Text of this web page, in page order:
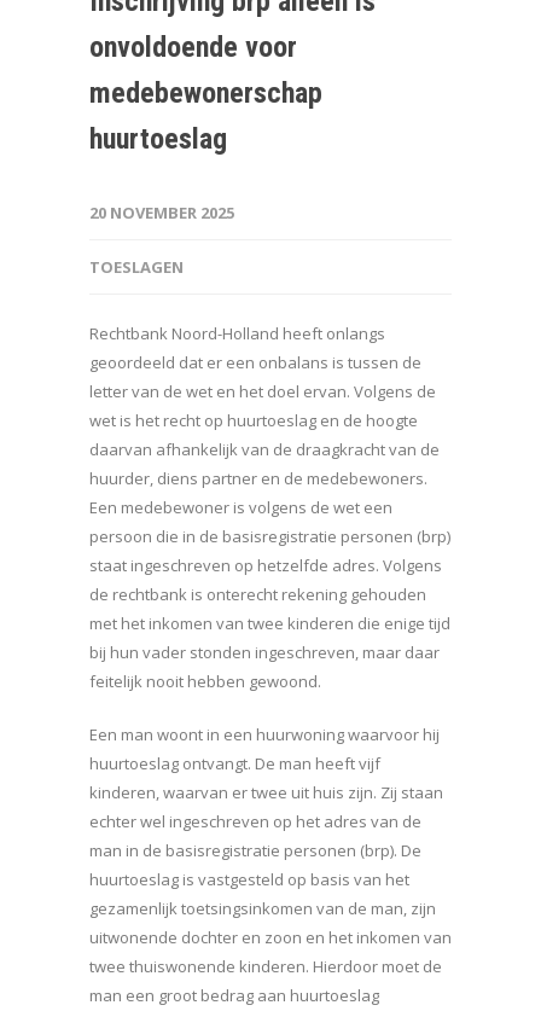
onvoldoende voor
medebewonerschap
huurtoeslag
20 NOVEMBER 2025
TOESLAGEN
Rechtbank Noord-Holland heeft onlangs
geoordeeld dat er een onbalans is tussen de
letter van de wet en het doel ervan. Volgens de
wet is het recht op huurtoeslag en de hoogte
daarvan afhankelijk van de draagkracht van de
huurder, diens partner en de medebewoners.
Een medebewoner is volgens de wet een
persoon die in de basisregistratie personen (brp)
staat ingeschreven op hetzelfde adres. Volgens
de rechtbank is onterecht rekening gehouden
met het inkomen van twee kinderen die enige tijd
bij hun vader stonden ingeschreven, maar daar
feitelijk nooit hebben gewoond.
Een man woont in een huurwoning waarvoor hij
huurtoeslag ontvangt. De man heeft vijf
kinderen, waarvan er twee uit huis zijn. Zij staan
echter wel ingeschreven op het adres van de
man in de basisregistratie personen (brp). De
huurtoeslag is vastgesteld op basis van het
gezamenlijk toetsingsinkomen van de man, zijn
uitwonende dochter en zoon en het inkomen van
twee thuiswonende kinderen. Hierdoor moet de
man een groot bedrag aan huurtoeslag